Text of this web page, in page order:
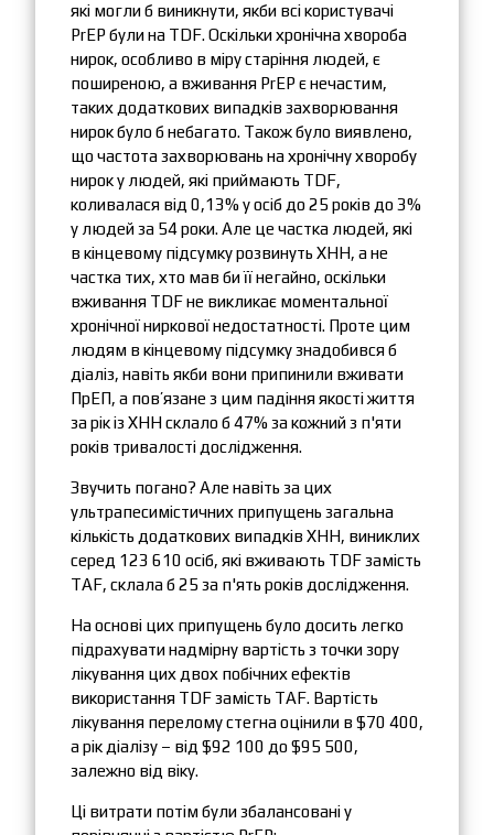
які могли б виникнути, якби всі користувачі
PrEP були на TDF. Оскільки хронічна хвороба
нирок, особливо в міру старіння людей, є
поширеною, а вживання PrEP є нечастим,
таких додаткових випадків захворювання
нирок було б небагато. Також було виявлено,
що частота захворювань на хронічну хворобу
нирок у людей, які приймають TDF,
коливалася від 0,13% у осіб до 25 років до 3%
у людей за 54 роки. Але це частка людей, які
в кінцевому підсумку розвинуть ХНН, а не
частка тих, хто мав би її негайно, оскільки
вживання TDF не викликає моментальної
хронічної ниркової недостатності. Проте цим
людям в кінцевому підсумку знадобився б
діаліз, навіть якби вони припинили вживати
ПрЕП, а пов’язане з цим падіння якості життя
за рік із ХНН склало б 47% за кожний з п'яти
років тривалості дослідження.
Звучить погано? Але навіть за цих
ультрапесимістичних припущень загальна
кількість додаткових випадків ХНН, виниклих
серед 123 610 осіб, які вживають TDF замість
TAF, склала б 25 за п'ять років дослідження.
На основі цих припущень було досить легко
підрахувати надмірну вартість з точки зору
лікування цих двох побічних ефектів
використання TDF замість TAF. Вартість
лікування перелому стегна оцінили в $70 400,
а рік діалізу – від $92 100 до $95 500,
залежно від віку.
Ці витрати потім були збалансовані у